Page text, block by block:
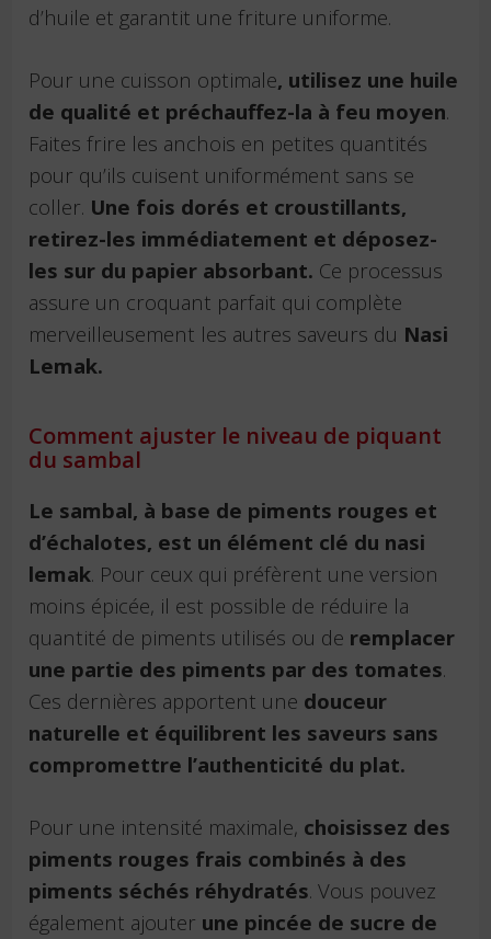
d’huile et garantit une friture uniforme.
Pour une cuisson optimale, utilisez une huile
de qualité et préchauffez-la à feu moyen.
Faites frire les anchois en petites quantités
pour qu’ils cuisent uniformément sans se
coller. Une fois dorés et croustillants,
retirez-les immédiatement et déposez-
les sur du papier absorbant. Ce processus
assure un croquant parfait qui complète
merveilleusement les autres saveurs du Nasi
Lemak.
Comment ajuster le niveau de piquant
du sambal
Le sambal, à base de piments rouges et
d’échalotes, est un élément clé du nasi
lemak. Pour ceux qui préfèrent une version
moins épicée, il est possible de réduire la
quantité de piments utilisés ou de remplacer
une partie des piments par des tomates.
Ces dernières apportent une douceur
naturelle et équilibrent les saveurs sans
compromettre l’authenticité du plat.
Pour une intensité maximale, choisissez des
piments rouges frais combinés à des
piments séchés réhydratés. Vous pouvez
également ajouter une pincée de sucre de